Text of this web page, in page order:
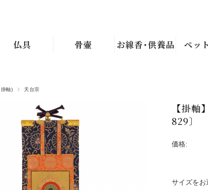
仏具 骨壷 お線香･供養品 ペッ
軸) 天台宗
【掛
829〕
価格:
サイズをお